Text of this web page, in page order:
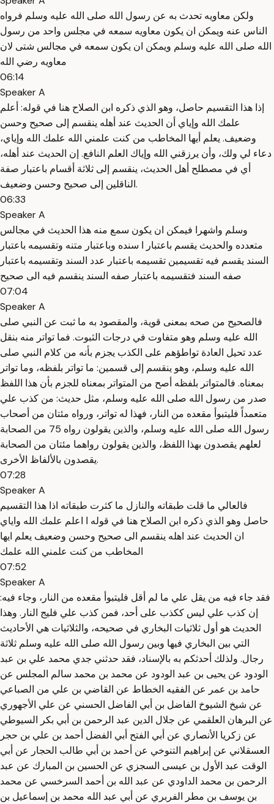
ولكن معاويه تحدث به عن رسول الله صلى الله عليه وسلم فرواه
الناس عنه ويمكن ان يكون معاويه سمعه في مجلس واحد من رسول
الله صلى الله عليه وسلم ويمكن ان يكون سمعه في مجالس شتى لان
معاويه رضي الله
06:14
Speaker A
إذا هذا التقسيم حاصل، وهو الذي ذكره ابن الصلاح هنا في قوله: أعلم
علمك الله وإياي أن الحديث عند أهله ينقسم إلى صحيح وحسن
وضعيف. يعلم أيها المخاطب من كنت علمني الله علمك الله وإياي،
دعاء لي ولك، وأن يرزقني الله وإياك العلم النافع. إن الحديث عند أهله،
أي في مصطلح أهل الحديث، ينقسم إلى ثلاثة أقسام باعتبار صفة
الناقلين إلى صحيح وحسن وضعيف.
06:33
Speaker A
وسلم واشهرا فيمكن ان يكون سمع منه هذا الحديث في مجالس
متعدده والحديث يقسم باعتبار ا سنده وباعتبار متنه وتقسيمه باعتبار
السند يقسم فيه تقسيمين تقسيمه باعتبار عدد السند وتقسيمه باعتبار
صفه السند فتقسيمه باعتبار صفه السند ينقسم فيه الى صحيح
07:04
Speaker A
فالصحيح من صحه بمعنى قوية، والمقصود به ما ثبت عن النبي صلى
الله عليه وسلم وهو متفاوت في درجات الثبوت. فما تواتر منه بنقل
عدد تحيل العادة تواطؤهم على الكذب يجزم بأنه من كلام النبي صلى
الله عليه وسلم، وهو ينقسم إلى قسمين: ما تواتر بلفظه، وما تواتر
بمعناه. فالمتواتر بلفظه أصح من المتواتر بمعناه للجزم بأن هذا اللفظ
صدر من رسول الله صلى الله عليه وسلم، مثل حديث: من كذب علي
متعمداً فليتبوأ مقعده من النار، فهذا له تواتر، ورواه مئتان من أصحاب
رسول الله صلى الله عليه وسلم، والذين يقولون رواه 75 من الصحابة
لعلهم يقصدون بهذا اللفظ، والذين يقولون رواهما مئتان من الصحابة
يقصدون بالألفاظ الأخرى.
07:28
Speaker A
فالعالي ما قلت طبقاته والنازل ما كثرت طبقاته اذا هذا التقسيم
حاصل وهو الذي ذكره ابن الصلاح هنا في قوله ا اعلم علمك الله واياي
ان الحديث عند اهله ينقسم الى صحيح وحسن وضعيف يعلم ايها
المخاطب من كنت علمني الله علمك
07:52
Speaker A
فقد جاء فيه من يقل علي ما لم أقل فليتبوأ مقعده من النار، وجاء فيه:
إن كذب علي ليس ككذب على أحد، فمن كذب علي فليج النار. وهذا
الحديث هو أول ثلاثيات البخاري في صحيحه، والثلاثيات هي الأحاديث
التي بين البخاري فيها وبين رسول الله صلى الله عليه وسلم ثلاثة
رجال. ولذلك أحدثكم به بالإسناد، فقد حدثني جدي محمد علي بن عبد
الودود عن يحيى بن عبد الودود عن محمد بن محمد سالم المجلس عن
حامد بن عمر عن الفقيه الخطاط عن القاضي بن علي من الصباعي
عن شيخ الشيوخ الفاضل بن أبي الفاضل الحسني عن علي الأجهوري
عن البرهان العلقمي عن جلال الدين عبد الرحمن بن أبي بكر السيوطي
عن زكريا الأنصاري عن أبي الفتح أبي الفضل أحمد بن علي بن حجر
العسقلاني عن إبراهيم التنوخي عن أحمد بن أبي طالب الحجار عن أبي
الوقت عبد الأول بن عيسى السجزي عن الحسين بن المبارك عن عبد
الرحمن بن محمد الداودي عن عبد الله بن أحمد السرخسي عن محمد
بن يوسف بن مطر الفربري عن أبي عبد الله محمد بن إسماعيل بن